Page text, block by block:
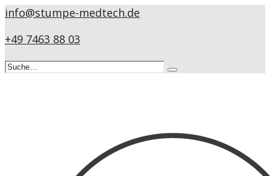
info@stumpe-medtech.de
+49 7463 88 03